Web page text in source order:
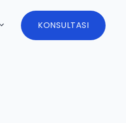
KONSULTASI